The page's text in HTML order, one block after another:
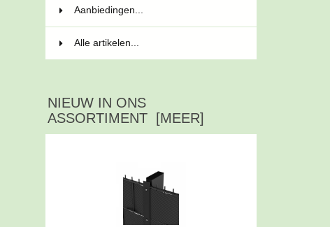
Aanbiedingen...
Alle artikelen...
NIEUW IN ONS
ASSORTIMENT [MEER]